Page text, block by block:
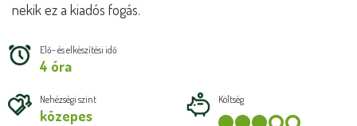
nekik ez a kiadós fogás.
Elő- és elkészítési idő
4 óra
Nehézségi szint
közepes
Költség